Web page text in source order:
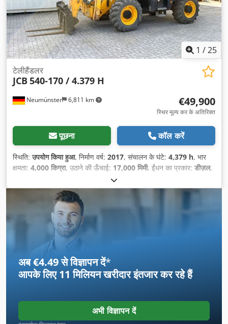
1 /25
Neumünster 6,811 km
टेलीहैंडलर
JCB 540-170 / 4.379 H
€49,900
स्थिर मूल्य कर के अतिरिक्त
पूछना कॉल करें
स्थिति:उपयोग किया हुआ, निर्माण वर्ष: 2017, संचालन के घंटे: 4,379 h, भार
क्षमता: 4,000 किग्रा, उठाने की ऊँचाई: 17,000 मिमी, ईंधन का प्रकार: डीज़ल,
कैबिन, सिर रक्षक
अब €4.49 से विज्ञापन दें*
आपके लिए11 मिलियन खरीदारइंतजार कर रहे हैं
अभी विज्ञापन दें